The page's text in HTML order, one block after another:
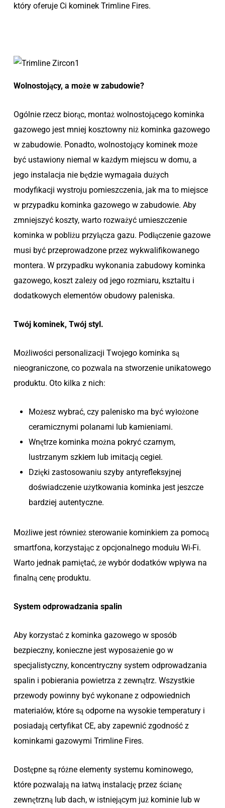
który oferuje Ci kominek Trimline Fires.
Wolnostojący, a może w zabudowie?
Ogólnie rzecz biorąc, montaż wolnostojącego kominka
gazowego jest mniej kosztowny niż kominka gazowego
w zabudowie. Ponadto, wolnostojący kominek może
być ustawiony niemal w każdym miejscu w domu, a
jego instalacja nie będzie wymagała dużych
modyfikacji wystroju pomieszczenia, jak ma to miejsce
w przypadku kominka gazowego w zabudowie. Aby
zmniejszyć koszty, warto rozważyć umieszczenie
kominka w pobliżu przyłącza gazu. Podłączenie gazowe
musi być przeprowadzone przez wykwalifikowanego
montera. W przypadku wykonania zabudowy kominka
gazowego, koszt zależy od jego rozmiaru, kształtu i
dodatkowych elementów obudowy paleniska.
Twój kominek, Twój styl.
Możliwości personalizacji Twojego kominka są
nieograniczone, co pozwala na stworzenie unikatowego
produktu. Oto kilka z nich:
Możesz wybrać, czy palenisko ma być wyłożone
ceramicznymi polanami lub kamieniami.
Wnętrze kominka można pokryć czarnym,
lustrzanym szkłem lub imitacją cegieł.
Dzięki zastosowaniu szyby antyrefleksyjnej
doświadczenie użytkowania kominka jest jeszcze
bardziej autentyczne.
Możliwe jest również sterowanie kominkiem za pomocą
smartfona, korzystając z opcjonalnego modułu Wi-Fi.
Warto jednak pamiętać, że wybór dodatków wpływa na
finalną cenę produktu.
System odprowadzania spalin
Aby korzystać z kominka gazowego w sposób
bezpieczny, konieczne jest wyposażenie go w
specjalistyczny, koncentryczny system odprowadzania
spalin i pobierania powietrza z zewnątrz. Wszystkie
przewody powinny być wykonane z odpowiednich
materiałów, które są odporne na wysokie temperatury i
posiadają certyfikat CE, aby zapewnić zgodność z
kominkami gazowymi Trimline Fires.
Dostępne są różne elementy systemu kominowego,
które pozwalają na łatwą instalację przez ścianę
zewnętrzną lub dach, w istniejącym już kominie lub w